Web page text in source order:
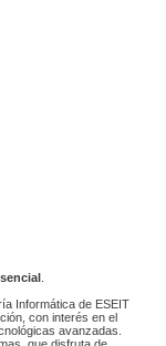
Informática de ESEIT
con interés en el
avanzadas.